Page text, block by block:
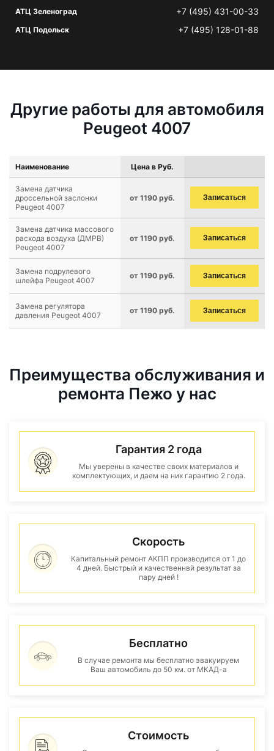
АТЦ Зеленоград +7 (495) 431-00-33
АТЦ Подольск +7 (495) 128-01-88
Другие работы для автомобиля
Peugeot 4007
Наименование Цена в Руб.
Замена датчика
дроссельной заслонки
Peugeot 4007
от 1190 руб. Записаться
Замена датчика массового
расхода воздуха (ДМРВ)
Peugeot 4007
от 1190 руб. Записаться
Замена подрулевого
шлейфа Peugeot 4007
от 1190 руб. Записаться
Замена регулятора
давления Peugeot 4007
от 1190 руб. Записаться
Преимущества обслуживания и
ремонта Пежо у нас
Гарантия 2 года
Мы уверены в качестве своих материалов и
комплектующих, и даем на них гарантию 2 года.
Скорость
Капитальный ремонт АКПП производится от 1 до
4 дней. Быстрый и качественнвй результат за
пару дней !
Бесплатно
В случае ремонта мы бесплатно эвакуируем
Ваш автомобиль до 50 км. от МКАД-а
Стоимость